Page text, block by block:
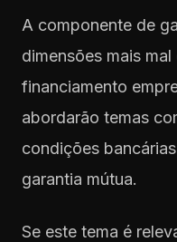
A componente de
dimensões mais
financiamento
abordarão temas
condições
garantia mútua.
Se este tema é